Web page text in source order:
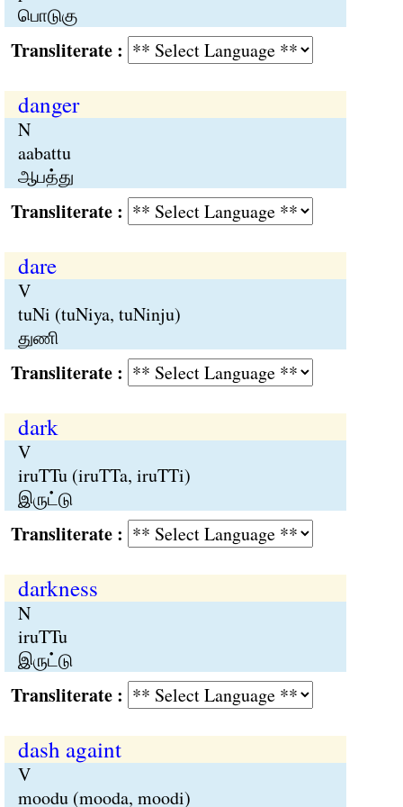
பொடுகு
:
danger
N
aabattu
ஆபத்து
:
dare
V
tuNi (tuNiya, tuNinju)
துணி
:
dark
V
iruTTu (iruTTa, iruTTi)
இருட்டு
:
darkness
N
iruTTu
இருட்டு
:
dash againt
V
moodu (mooda, moodi)